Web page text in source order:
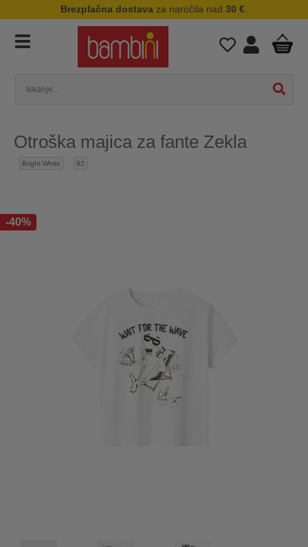
Brezplačna dostava za naročila nad 30 €
Otroška majica za fante Zekla
Bright White 92
-40%